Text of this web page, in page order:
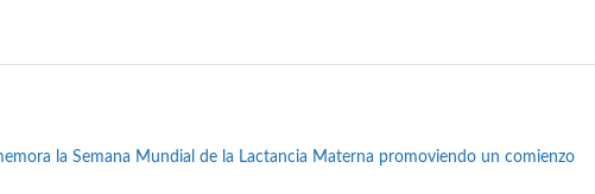
la Semana Mundial de la Lactancia Materna promoviendo un comienzo